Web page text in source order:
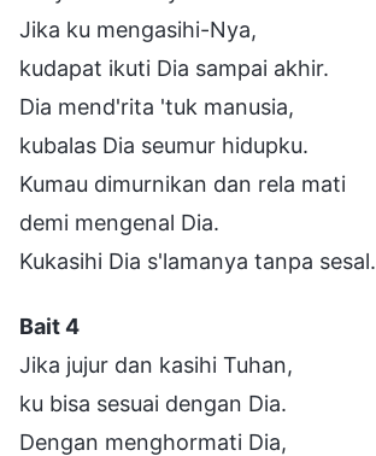
Jika ku mengasihi-Nya,
kudapat ikuti Dia sampai akhir.
Dia mend'rita 'tuk manusia,
kubalas Dia seumur hidupku.
Kumau dimurnikan dan rela mati
demi mengenal Dia.
Kukasihi Dia s'lamanya tanpa sesal.
Bait 4
Jika jujur dan kasihi Tuhan,
ku bisa sesuai dengan Dia.
Dengan menghormati Dia,